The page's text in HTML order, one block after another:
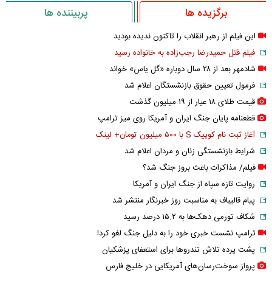
برگزیده ها پربیننده ها
این فیلم از رهبر انقلاب را تاکنون ندیده بودید
فیلم قتل حمیدرضا رجب‌زاده به خانواده رسید
شادمهر بعد از ۲۸ سال دوباره «گل یاس» خواند
فرمول تعیین حقوق بازنشستگان اعلام شد
قیمت طلای ۱۸ عیار از ۱۹ میلیون گذشت
قطعنامه پایان جنگ ایران و آمریکا روی میز ترامپ
آغاز ثبت نام کوییک S با ۵۰۰ میلیون تومان+ لینک
شرایط بازنشستگی زنان و مردان اعلام شد
فیلم/ مذاکرات باعث بروز جنگ شد؟
روایت تازه سپاه از جنگ ایران و آمریکا
پیام قالیباف به مناسبت روز خبرنگار منتشر شد
شکاف تورمی دهک‌ها به ۱۵.۲ درصد رسید
ترامپ نشست خبری خود را به دلیل جنگ لغو کرد!
پشت پرده تلاش تندروها برای استعفای پزشکیان
پرواز سوخت‌رسان‌های آمریکایی در خلیج فارس